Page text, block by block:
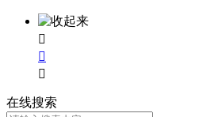



在线搜索